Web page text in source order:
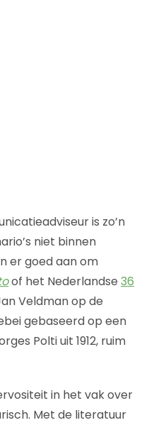
is zo’n
niet binnen
er goed aan om
of het Nederlandse 36
Veldman op de
gebaseerd op een
Polti uit 1912, ruim
in het vak over
Met de literatuur